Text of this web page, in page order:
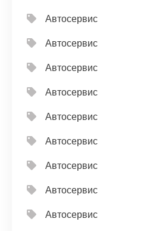
Автосервис
Автосервис
Автосервис
Автосервис
Автосервис
Автосервис
Автосервис
Автосервис
Автосервис